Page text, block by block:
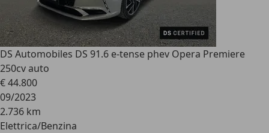
DS Automobiles DS 91.6 e-tense phev Opera Premiere
250cv auto
€ 44.800
09/2023
2.736 km
Elettrica/Benzina